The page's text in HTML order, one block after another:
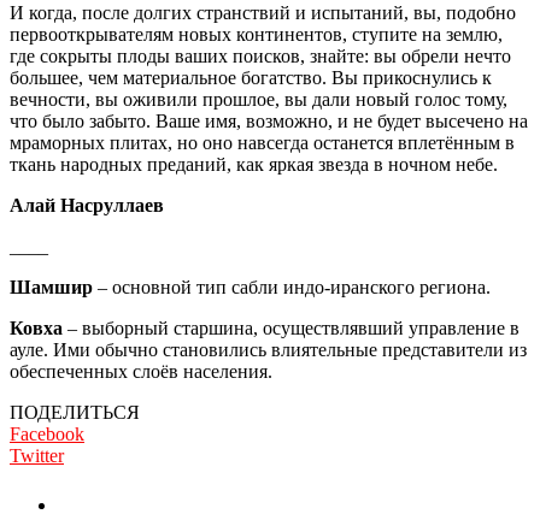
И когда, после долгих странствий и испытаний, вы, подобно
первооткрывателям новых континентов, ступите на землю,
где сокрыты плоды ваших поисков, знайте: вы обрели нечто
большее, чем материальное богатство. Вы прикоснулись к
вечности, вы оживили прошлое, вы дали новый голос тому,
что было забыто. Ваше имя, возможно, и не будет высечено на
мраморных плитах, но оно навсегда останется вплетённым в
ткань народных преданий, как яркая звезда в ночном небе.
Алай Насруллаев
Шамшир – основной тип сабли индо-иранского региона.
Ковха – выборный старшина, осуществлявший управление в
ауле. Ими обычно становились влиятельные представители из
обеспеченных слоёв населения.
ПОДЕЛИТЬСЯ
Facebook
Twitter